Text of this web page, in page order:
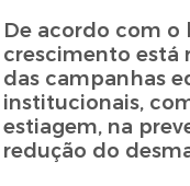
De acordo com o
crescimento está
das campanhas
institucionais,
estiagem, na
redução do